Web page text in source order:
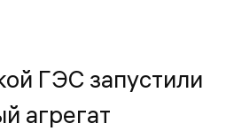
ГЭС запустили
агрегат